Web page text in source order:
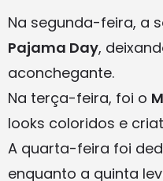
Na segunda-feira, a
Pajama Day,
aconchegante.
Na terça-feira, foi o
looks coloridos e
A quarta-feira foi
enquanto a quinta